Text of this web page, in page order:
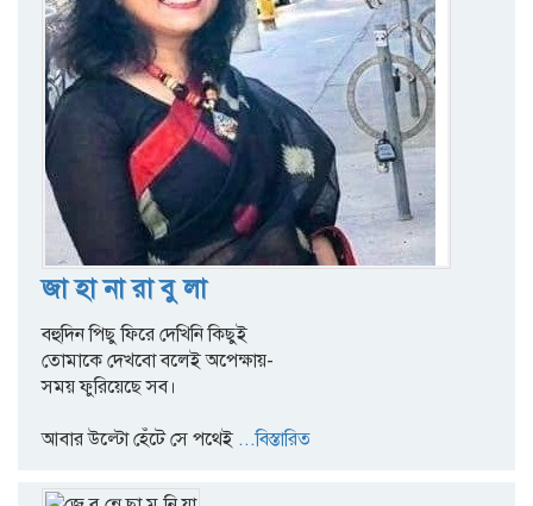
জা হা না রা বু লা
বহুদিন পিছু ফিরে দেখিনি কিছুই
তোমাকে দেখবো বলেই অপেক্ষায়-
সময় ফুরিয়েছে সব।
আবার উল্টো হেঁটে সে পথেই ...বিস্তারিত